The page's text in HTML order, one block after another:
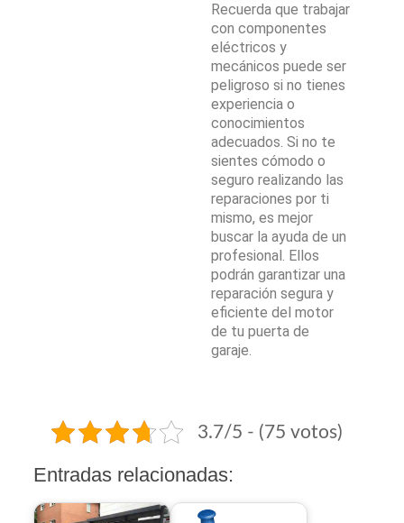
Recuerda que trabajar
con componentes
eléctricos y
mecánicos puede ser
peligroso si no tienes
experiencia o
conocimientos
adecuados. Si no te
sientes cómodo o
seguro realizando las
reparaciones por ti
mismo, es mejor
buscar la ayuda de un
profesional. Ellos
podrán garantizar una
reparación segura y
eficiente del motor
de tu puerta de
garaje.
3.7/5 - (75 votos)
Entradas relacionadas: